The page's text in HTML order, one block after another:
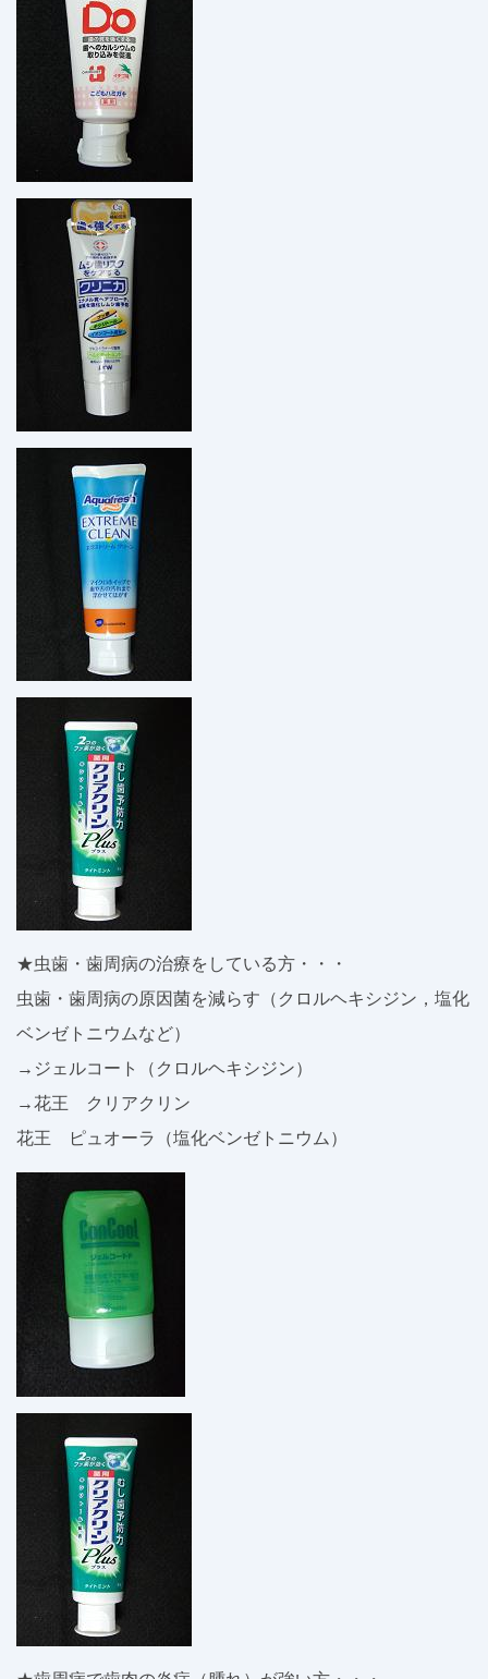
★虫歯・歯周病の治療をしている方・・・
虫歯・歯周病の原因菌を減らす（クロルヘキシジン，塩化
ベンゼトニウムなど）
→ジェルコート（クロルヘキシジン）
→花王 クリアクリン
花王 ピュオーラ（塩化ベンゼトニウム）